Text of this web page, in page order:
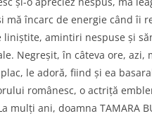
mă încarc de energie când îi
amintiri nespuse și
Negreșit, în câteva ore, azi,
le adoră, fiind și ea
românesc, o actriță
ani, doamna TAMARA